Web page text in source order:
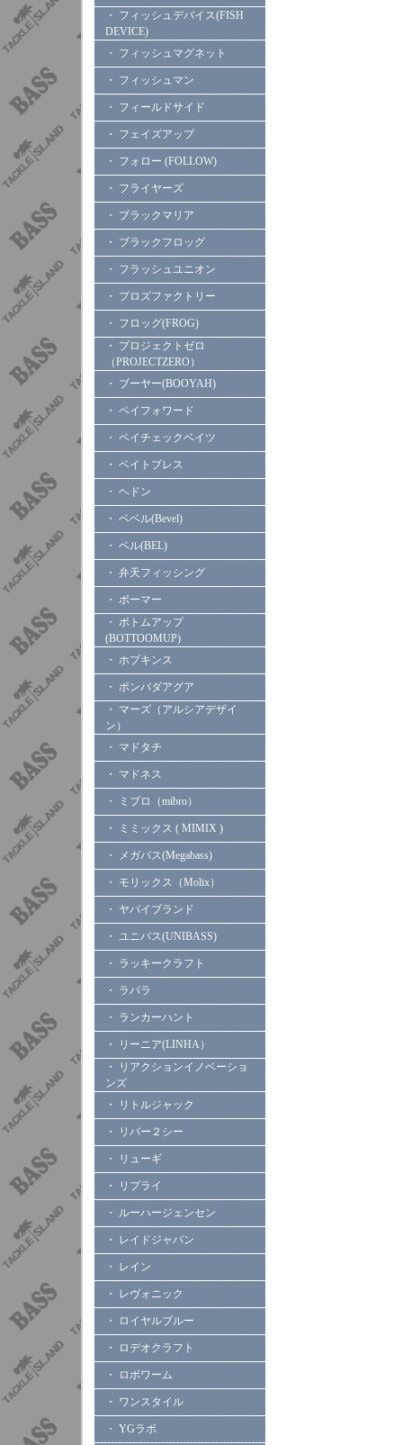
・ フィッシュデバイス(FISH
DEVICE)
・ フィッシュマグネット
・ フィッシュマン
・ フィールドサイド
・ フェイズアップ
・ フォロー (FOLLOW)
・ フライヤーズ
・ ブラックマリア
・ ブラックフロッグ
・ フラッシュユニオン
・ プロズファクトリー
・ フロッグ(FROG)
・ プロジェクトゼロ
（PROJECTZERO）
・ ブーヤー(BOOYAH)
・ ペイフォワード
・ ペイチェックベイツ
・ ベイトブレス
・ ヘドン
・ ベベル(Bevel)
・ ベル(BEL)
・ 弁天フィッシング
・ ボーマー
・ ボトムアップ
(BOTTOOMUP)
・ ホプキンス
・ ボンバダアグア
・ マーズ（アルシアデザイ
ン）
・ マドタチ
・ マドネス
・ ミブロ（mibro）
・ ミミックス ( MIMIX )
・ メガバス(Megabass)
・ モリックス（Molix）
・ ヤバイブランド
・ ユニバス(UNIBASS)
・ ラッキークラフト
・ ラパラ
・ ランカーハント
・ リーニア(LINHA）
・ リアクションイノベーショ
ンズ
・ リトルジャック
・ リバー２シー
・ リューギ
・ リプライ
・ ルーハージェンセン
・ レイドジャパン
・ レイン
・ レヴォニック
・ ロイヤルブルー
・ ロデオクラフト
・ ロボワーム
・ ワンスタイル
・ YGラボ